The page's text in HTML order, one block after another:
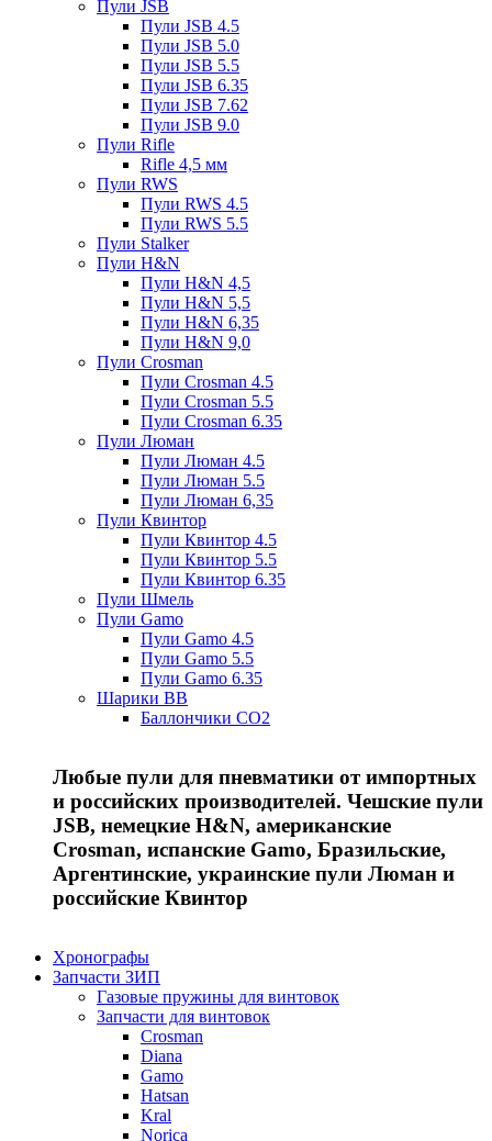
Пули JSB
Пули JSB 4.5
Пули JSB 5.0
Пули JSB 5.5
Пули JSB 6.35
Пули JSB 7.62
Пули JSB 9.0
Пули Rifle
Rifle 4,5 мм
Пули RWS
Пули RWS 4.5
Пули RWS 5.5
Пули Stalker
Пули H&N
Пули H&N 4,5
Пули H&N 5,5
Пули H&N 6,35
Пули H&N 9,0
Пули Crosman
Пули Crosman 4.5
Пули Crosman 5.5
Пули Crosman 6.35
Пули Люман
Пули Люман 4.5
Пули Люман 5.5
Пули Люман 6,35
Пули Квинтор
Пули Квинтор 4.5
Пули Квинтор 5.5
Пули Квинтор 6.35
Пули Шмель
Пули Gamo
Пули Gamo 4.5
Пули Gamo 5.5
Пули Gamo 6.35
Шарики BB
Баллончики CO2
Любые пули для пневматики от импортных
и российских производителей. Чешские пули
JSB, немецкие H&N, американские
Crosman, испанские Gamo, Бразильские,
Аргентинские, украинские пули Люман и
российские Квинтор
Хронографы
Запчасти ЗИП
Газовые пружины для винтовок
Запчасти для винтовок
Crosman
Diana
Gamo
Hatsan
Kral
Norica